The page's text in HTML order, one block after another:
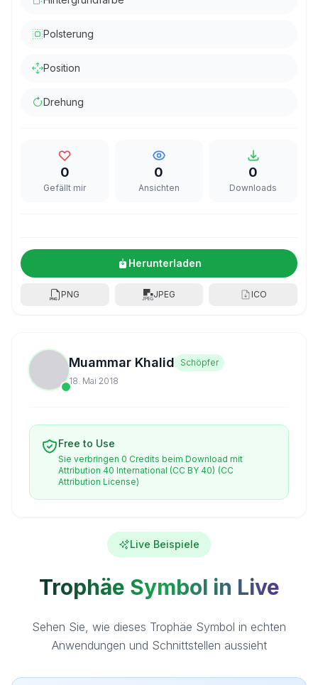
Polsterung
Position
Drehung
0
Gefällt mir
0
Ansichten
0
Downloads
Herunterladen
PNG JPEG ICO
Muammar Khalid
Schöpfer
18. Mai 2018
Free to Use
Sie verbringen 0 Credits beim Download mit
Attribution 40 International (CC BY 40) (CC
Attribution License)
Live Beispiele
Trophäe Symbol in Live
Sehen Sie, wie dieses Trophäe Symbol in echten
Anwendungen und Schnittstellen aussieht